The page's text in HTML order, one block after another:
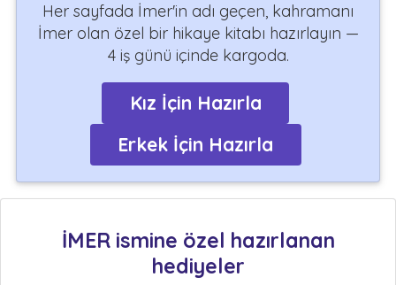
Her sayfada İmer'in adı geçen, kahramanı
İmer olan özel bir hikaye kitabı hazırlayın —
4 iş günü içinde kargoda.
Kız İçin Hazırla
Erkek İçin Hazırla
İMER ismine özel hazırlanan
hediyeler